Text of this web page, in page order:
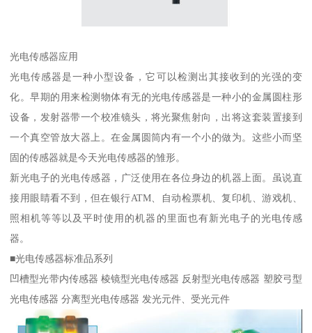
光电传感器应用
光电传感器是一种小型设备，它可以检测出其接收到的光强的变
化。早期的用来检测物体有无的光电传感器是一种小的金属圆柱形
设备，发射器带一个校准镜头，将光聚焦射向，出将这套装置接到
一个真空管放大器上。在金属圆筒内有一个小的做为。这些小而坚
固的传感器就是今天光电传感器的雏形。
新光电子的光电传感器，广泛使用在各位身边的机器上面。虽说直
接用眼睛看不到，但在银行ATM、自动检票机、复印机、游戏机、
照相机等等以及平时使用的机器的里面也有新光电子的光电传感
器。
■光电传感器标准品系列
凹槽型光带内传感器 棱镜型光电传感器 反射型光电传感器 塑胶弓型
光电传感器 分离型光电传感器 发光元件、受光元件